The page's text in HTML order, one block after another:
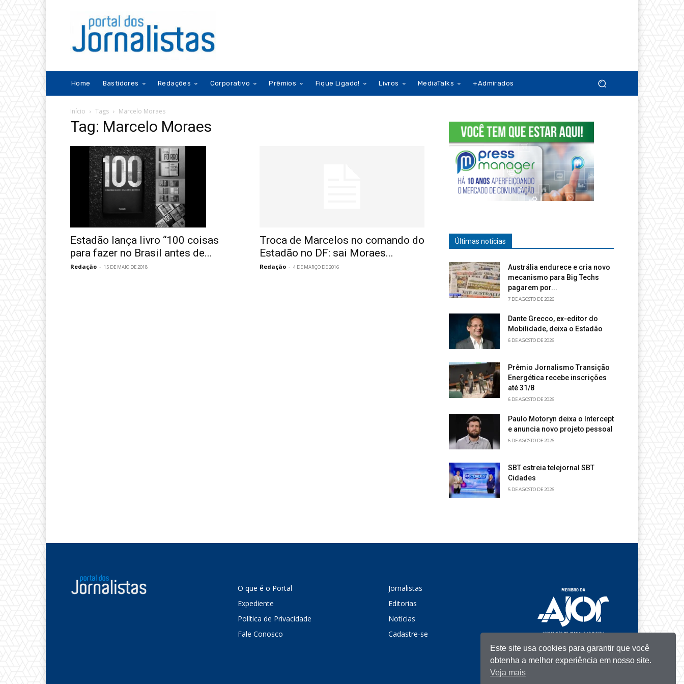
Home Bastidores Redações Corporativo Prêmios Fique Ligado! Livros MediaTalks +Admirados
Início Tags Marcelo Moraes
Tag: Marcelo Moraes
Estadão lança livro “100 coisas
para fazer no Brasil antes de...
Redação - 15 DE MAIO DE 2018
Troca de Marcelos no comando do
Estadão no DF: sai Moraes...
Redação - 4 DE MARÇO DE 2016
Últimas notícias
Austrália endurece e cria novo
mecanismo para Big Techs
pagarem por...
7 DE AGOSTO DE 2026
Dante Grecco, ex-editor do
Mobilidade, deixa o Estadão
6 DE AGOSTO DE 2026
Prêmio Jornalismo Transição
Energética recebe inscrições
até 31/8
6 DE AGOSTO DE 2026
Paulo Motoryn deixa o Intercept
e anuncia novo projeto pessoal
6 DE AGOSTO DE 2026
SBT estreia telejornal SBT
Cidades
5 DE AGOSTO DE 2026
O que é o Portal
Expediente
Política de Privacidade
Fale Conosco
Jornalistas
Editorias
Notícias
Cadastre-se
Este site usa cookies para garantir que você
obtenha a melhor experiência em nosso site.
Veja mais